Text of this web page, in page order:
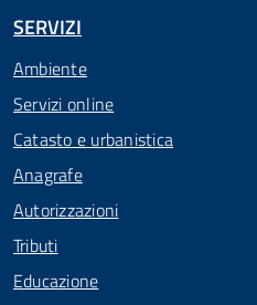
SERVIZI
Ambiente
Servizi online
Catasto e urbanistica
Anagrafe
Autorizzazioni
Tributi
Educazione